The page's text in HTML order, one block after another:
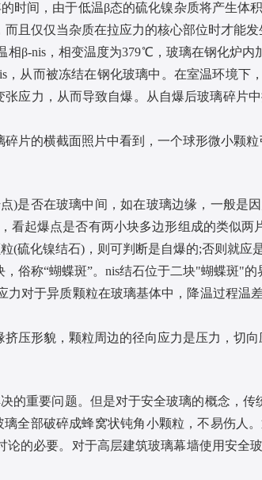
时间，由于低温β态的硫化镍杂质将产生体
且仅仅当杂质在拉应力的核心部位时才能发
β-nis，相变温度为379℃，玻璃在钢化炉内
从而被冻结在钢化玻璃中。在室温环境下
应力，从而导致自爆。从自爆后玻璃碎片
的横截面照片中看到，一个球形微小颗粒
否在玻璃中间，如在玻璃边缘，一般是
看起爆点是否有两小块多边形组成的类似
(硫化镍结石)，则可判断是自爆的;否则就
俗称“蝴蝶斑”。nis结石位于二块"蝴蝶斑"的
对于异质颗粒在玻璃基体中，降温过程温
形貌，颗粒周边的径向应力是压力，切向
重要问题。但是对于安全玻璃的概念，传
全部破碎成蜂窝状钝角小颗粒，不易伤人
的必要。对于高层建筑玻璃幕墙使用安全